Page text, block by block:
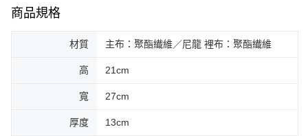
商品規格
材質 主布：聚酯纎維／尼龍 裡布：聚酯纎維
高 21cm
寬 27cm
厚度 13cm